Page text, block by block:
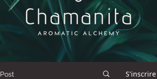
Post S'inscrire